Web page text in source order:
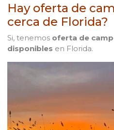
Hay oferta de
cerca de Florida?
Si, tenemos oferta de
disponibles en Florida.